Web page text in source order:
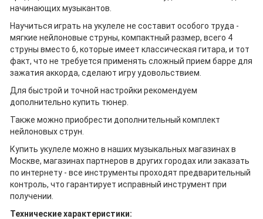
начинающих музыкантов.
Научиться играть на укулеле не составит особого труда -
мягкие нейлоновые струны, компактный размер, всего 4
струны вместо 6, которые имеет классическая гитара, и тот
факт, что не требуется применять сложный прием барре для
зажатия аккорда, сделают игру удовольствием.
Для быстрой и точной настройки рекомендуем
дополнительно купить тюнер.
Также можно приобрести дополнительный комплект
нейлоновых струн.
Купить укулеле можно в наших музыкальных магазинах в
Москве, магазинах партнеров в других городах или заказать
по интернету - все инструменты проходят предварительный
контроль, что гарантирует исправный инструмент при
получении.
Технические характеристики: